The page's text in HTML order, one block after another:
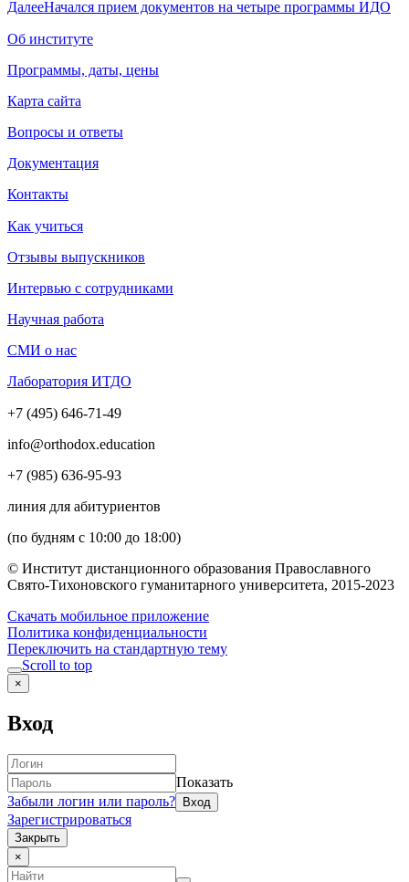
ДалееНачался прием документов на четыре программы ИДО
Об институте
Программы, даты, цены
Карта сайта
Вопросы и ответы
Документация
Контакты
Как учиться
Отзывы выпускников
Интервью с сотрудниками
Научная работа
СМИ о нас
Лаборатория ИТДО
+7 (495) 646-71-49
info@orthodox.education
+7 (985) 636-95-93
линия для абитуриентов
(по будням с 10:00 до 18:00)
© Институт дистанционного образования Православного
Свято-Тихоновского гуманитарного университета, 2015-2023
Скачать мобильное приложение
Политика конфиденциальности
Переключить на стандартную тему
Scroll to top
×
Вход
Показать
Забыли логин или пароль?
Зарегистрироваться
Закрыть
×